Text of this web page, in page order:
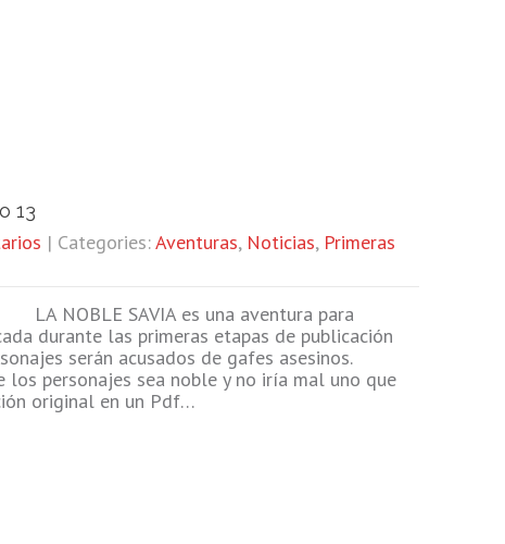
13
| Categories:Aventuras, Noticias, Primeras
LA NOBLE SAVIA es una aventura para
durante las primeras etapas de publicación
serán acusados de gafes asesinos.
los personajes sea noble y no iría mal uno que
original en un Pdf…